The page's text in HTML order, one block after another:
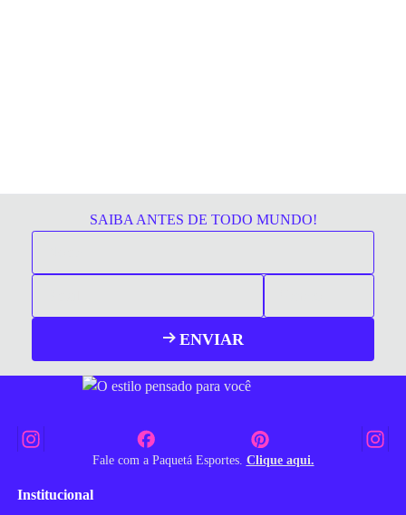
SAIBA ANTES DE TODO MUNDO!
ENVIAR
Fale com a Paquetá Esportes. Clique aqui.
Institucional